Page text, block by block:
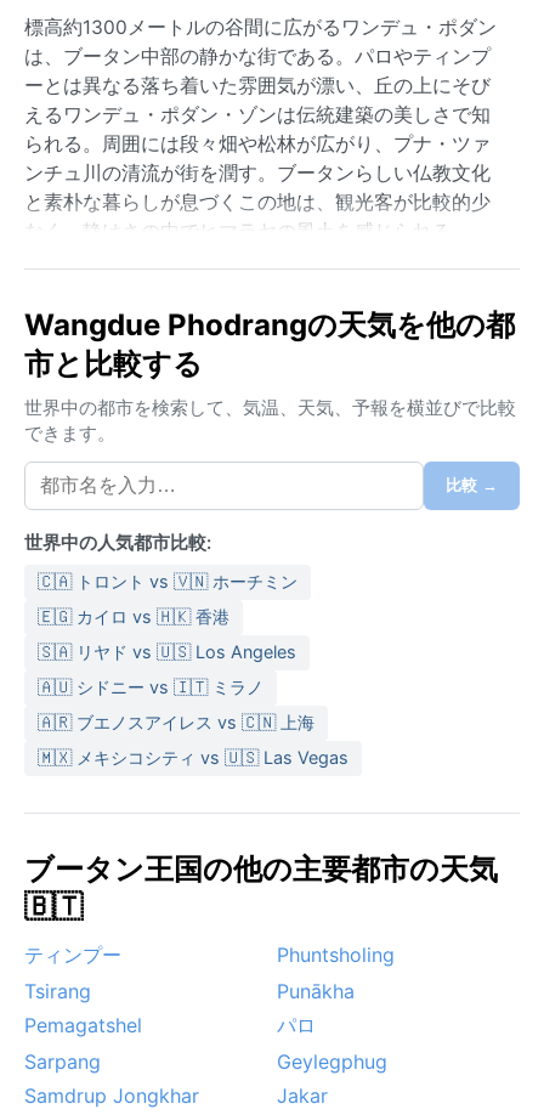
標高約1300メートルの谷間に広がるワンデュ・ポダン
は、ブータン中部の静かな街である。パロやティンプ
ーとは異なる落ち着いた雰囲気が漂い、丘の上にそび
えるワンデュ・ポダン・ゾンは伝統建築の美しさで知
られる。周囲には段々畑や松林が広がり、プナ・ツァ
ンチュ川の清流が街を潤す。ブータンらしい仏教文化
と素朴な暮らしが息づくこの地は、観光客が比較的少
なく、静けさの中でヒマラヤの風土を感じられる。
気候はケッペンのCwa、温暖冬季少雨気候に分類され
9月にかけて雨が集中する。気温は25度前後まで上が
り、湿度も高めなので、通気性の良い綿素材の服と折
晩は氷点下に近づくこともある。12月から2月は晴天が
続き、日中は日差しが暖かいが、厚手のコートやセー
ターが必要だ。春と秋は過ごしやすく、降水量も少な
い。
天候面での最適な訪問時期は、春（3月〜5月）と秋
（9月〜11月）である。この時期は気温が穏やかで空気
が澄み、ゾンや周辺の山々の眺めが素晴らしい。特に
著な気象現象としては、モンスーンによる大雨と、冬
の早朝に谷を覆う濃い霧が挙げられる。霧はゾンを幻
想的に見せるが、運転には注意が必要だ。ブータン特
有の晴天の多い気候が、この街の魅力を一層引き立て
Wangdue Phodrangの天気を他の都
市と比較する
世界中の都市を検索して、気温、天気、予報を横並びで比較
できます。
比較 →
世界中の人気都市比較:
🇨🇦 トロント vs 🇻🇳 ホーチミン
🇪🇬 カイロ vs 🇭🇰 香港
🇸🇦 リヤド vs 🇺🇸 Los Angeles
🇦🇺 シドニー vs 🇮🇹 ミラノ
🇦🇷 ブエノスアイレス vs 🇨🇳 上海
🇲🇽 メキシコシティ vs 🇺🇸 Las Vegas
ブータン王国の他の主要都市の天気
🇧🇹
ティンプー
Phuntsholing
Tsirang
Punākha
Pemagatshel
パロ
Sarpang
Geylegphug
Samdrup Jongkhar
Jakar